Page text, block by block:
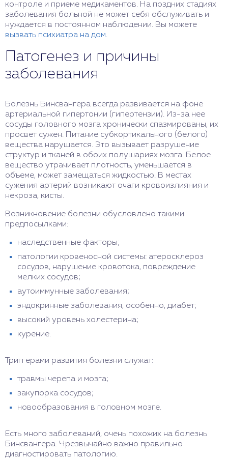
контроле и приеме медикаментов. На поздних стадиях
заболевания больной не может себя обслуживать и
нуждается в постоянном наблюдении. Вы можете
вызвать психиатра на дом.
Патогенез и причины
заболевания
Болезнь Бинсвангера всегда развивается на фоне
артериальной гипертонии (гипертензии). Из-за нее
сосуды головного мозга хронически спазмированы, их
просвет сужен. Питание субкортикального (белого)
вещества нарушается. Это вызывает разрушение
структур и тканей в обоих полушариях мозга. Белое
вещество утрачивает плотность, уменьшается в
объеме, может замещаться жидкостью. В местах
сужения артерий возникают очаги кровоизлияния и
некроза, кисты.
Возникновение болезни обусловлено такими
предпосылками:
наследственные факторы;
патологии кровеносной системы: атеросклероз
сосудов, нарушение кровотока, повреждение
мелких сосудов;
аутоиммунные заболевания;
эндокринные заболевания, особенно, диабет;
высокий уровень холестерина;
курение.
Триггерами развития болезни служат:
травмы черепа и мозга;
закупорка сосудов;
новообразования в головном мозге.
Есть много заболеваний, очень похожих на болезнь
Бинсвангера. Чрезвычайно важно правильно
диагностировать патологию.